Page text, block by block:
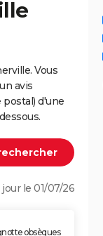
Vous
avis
d'une
jour le 01/07/26
obsèques